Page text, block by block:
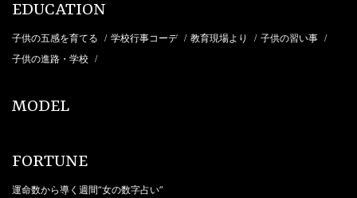
EDUCATION
子供の五感を育てる / 学校行事コーデ / 教育現場より / 子供の習い事 /
子供の進路・学校 /
MODEL
FORTUNE
運命数から導く週間“女の数字占い”